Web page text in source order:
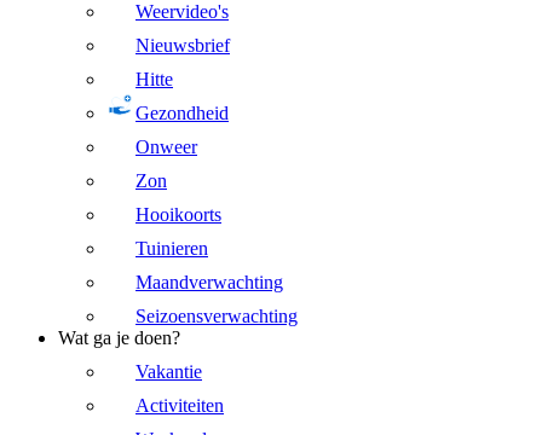
Weervideo's
Nieuwsbrief
Hitte
Gezondheid
Onweer
Zon
Hooikoorts
Tuinieren
Maandverwachting
Seizoensverwachting
Wat ga je doen?
Vakantie
Activiteiten